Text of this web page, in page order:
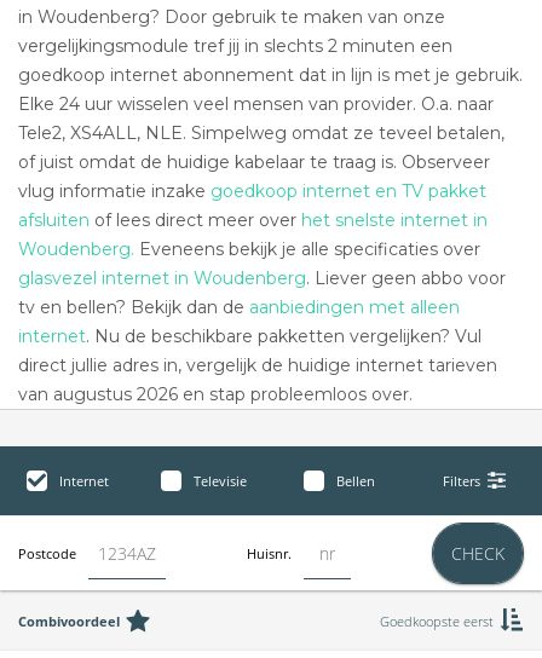
in Woudenberg? Door gebruik te maken van onze
vergelijkingsmodule tref jij in slechts 2 minuten een
goedkoop internet abonnement dat in lijn is met je gebruik.
Elke 24 uur wisselen veel mensen van provider. O.a. naar
Tele2, XS4ALL, NLE. Simpelweg omdat ze teveel betalen,
of juist omdat de huidige kabelaar te traag is. Observeer
vlug informatie inzake goedkoop internet en TV pakket
afsluiten of lees direct meer over het snelste internet in
Woudenberg. Eveneens bekijk je alle specificaties over
glasvezel internet in Woudenberg. Liever geen abbo voor
tv en bellen? Bekijk dan de aanbiedingen met alleen
internet. Nu de beschikbare pakketten vergelijken? Vul
direct jullie adres in, vergelijk de huidige internet tarieven
van augustus 2026 en stap probleemloos over.
Internet Televisie Bellen Filters
Postcode Huisnr. CHECK
Combivoordeel Goedkoopste eerst